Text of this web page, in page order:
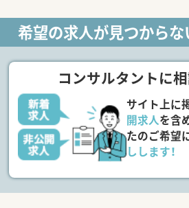
希望の求人が見つから
コンサルタントに
サイト上に
開求人を含
たのご希望
しします！